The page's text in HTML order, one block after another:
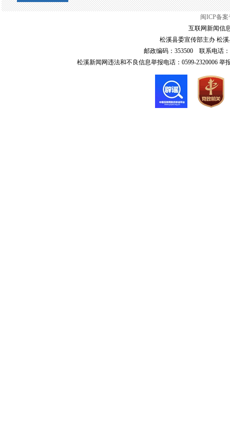
闽ICP备案
互联网新闻信
松溪县委宣传部主办 松
邮政编码：353500 联系电话：
松溪新闻网违法和不良信息举报电话：0599-2320006 举